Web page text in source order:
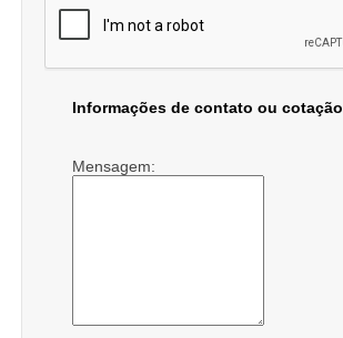
Informações de contato ou cotação
Mensagem: